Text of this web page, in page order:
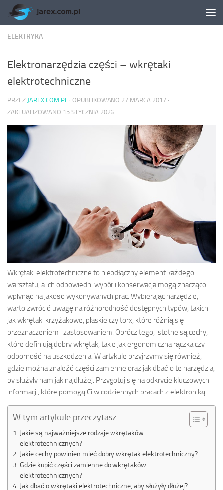
Skip to content
ELEKTRYKA
Elektronarzędzia części – wkrętaki
elektrotechniczne
PRZEZ JAREX.COM.PL · OPUBLIKOWANO 27 MARCA 2017 ·
ZAKTUALIZOWANO 15 STYCZNIA 2026
Wkrętaki elektrotechniczne to nieodłączny element każdego
warsztatu, a ich odpowiedni wybór i konserwacja mogą znacząco
wpłynąć na jakość wykonywanych prac. Wybierając narzędzie,
warto zwrócić uwagę na różnorodność dostępnych typów, takich
jak wkrętaki krzyżakowe, płaskie czy torx, które różnią się
przeznaczeniem i zastosowaniem. Oprócz tego, istotne są cechy,
które definiują dobry wkrętak, takie jak ergonomiczna rączka czy
odporność na uszkodzenia. W artykule przyjrzymy się również,
gdzie można znaleźć części zamienne oraz jak dbać o te narzędzia,
by służyły nam jak najdłużej. Przygotuj się na odkrycie kluczowych
informacji, które pomogą Ci w codziennych pracach z elektroniką.
W tym artykule przeczytasz
Jakie są najważniejsze rodzaje wkrętaków
elektrotechnicznych?
Jakie cechy powinien mieć dobry wkrętak elektrotechniczny?
Gdzie kupić części zamienne do wkrętaków
elektrotechnicznych?
Jak dbać o wkrętaki elektrotechniczne, aby służyły dłużej?